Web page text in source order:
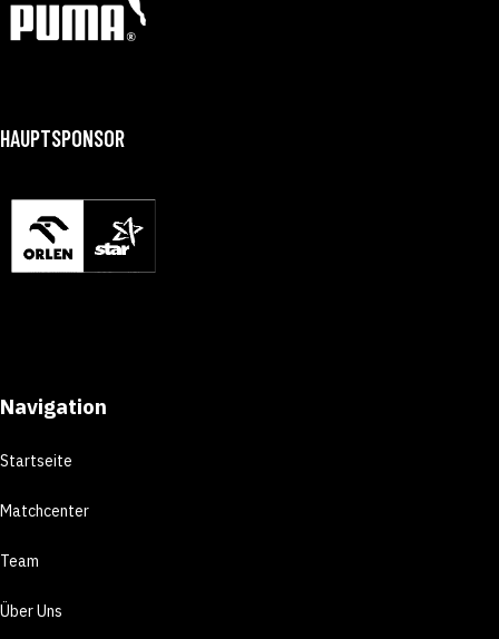
HAUPTSPONSOR
Navigation
Startseite
Matchcenter
Team
Über Uns